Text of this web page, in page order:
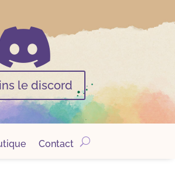
le discord
Contact